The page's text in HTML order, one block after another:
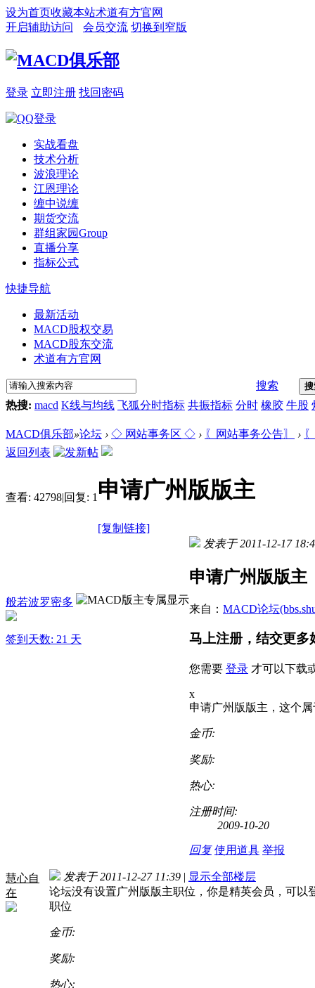
设为首页收藏本站术道有方官网
开启辅助访问
会员交流 切换到窄版
登录 立即注册 找回密码
实战看盘
技术分析
波浪理论
江恩理论
缠中说缠
期货交流
群组家园Group
直播分享
指标公式
快捷导航
最新活动
MACD股权交易
MACD股东交流
术道有方官网
搜索
热搜: macd K线与均线 飞狐分时指标 共振指标 分时 橡胶 牛股
MACD俱乐部»论坛 › ◇ 网站事务区 ◇ › 〖网站事务公告〗 ›
返回列表
查看: 42798|回复: 1 申请广州版版主
[复制链接]
般若波罗密多
签到天数: 21 天
发表于 2011-12-17
申请广州版版主
来自： MACD论坛
马上注册，结交更多
您需要 登录 才可以下载
x
申请广州版版主，这个
金币:
奖励:
热心:
注册时间:
2009-10-20
回复 使用道具 举报
慧心自
在
发表于 2011-12-27 11:39 | 显示全部楼层
论坛没有设置广州版版主职位，你是精英会员，可
职位
金币:
奖励:
热心: